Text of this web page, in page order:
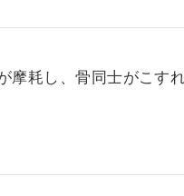
摩耗し、骨同士がこす